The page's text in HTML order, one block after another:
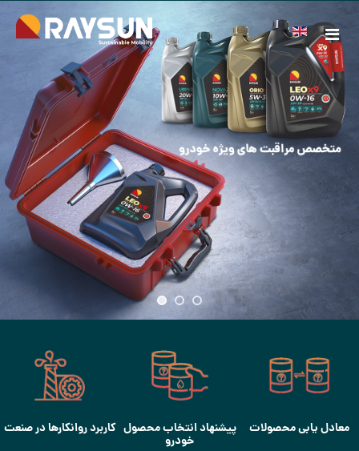
معادل یابی محصولات پیشنهاد انتخاب محصول
خودرو
کاربرد روانکارها در صنعت